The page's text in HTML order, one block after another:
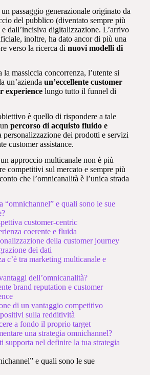
passaggio generazionale originato da
del pubblico (diventato sempre più
dall’incisiva digitalizzazione. L’arrivo
inoltre, ha dato ancor di più una
verso la ricerca dinuovi modelli di
la massiccia concorrenza, l’utente si
un’aziendaun’eccellente customer
experience lungo tutto il funnel di
è quello di rispondere a tale
unpercorso di acquisto fluido e
personalizzazione dei prodotti e servizi
customer assistance.
approccio multicanale non è più
competitivi sul mercato e sempre più
che l’omnicanalità è l’unica strada
“omnichannel” e quali sono le sue
customer-centric
coerente e fluida
della customer journey
dei dati
c’è tra marketing multicanale e
dell’omnicanalità?
brand reputation e customer
di un vantaggio competitivo
sulla redditività
a fondo il proprio target
una strategia omnichannel?
supporta nel definire la tua strategia
e quali sono le sue